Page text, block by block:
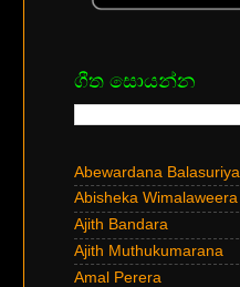
ගීත සොයන්න
Abewardana Balasuriya
Abisheka Wimalaweera
Ajith Bandara
Ajith Muthukumarana
Amal Perera